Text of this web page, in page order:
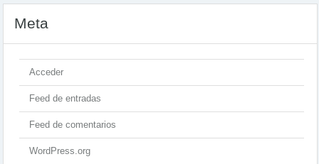
Meta
Acceder
Feed de entradas
Feed de comentarios
WordPress.org